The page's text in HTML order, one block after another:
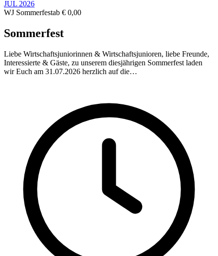
JUL 2026
WJ Sommerfestab € 0,00
Sommerfest
Liebe Wirtschaftsjuniorinnen & Wirtschaftsjunioren, liebe Freunde,
Interessierte & Gäste, zu unserem diesjährigen Sommerfest laden
wir Euch am 31.07.2026 herzlich auf die…